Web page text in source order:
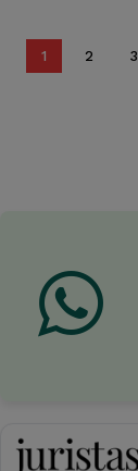
1 2 3